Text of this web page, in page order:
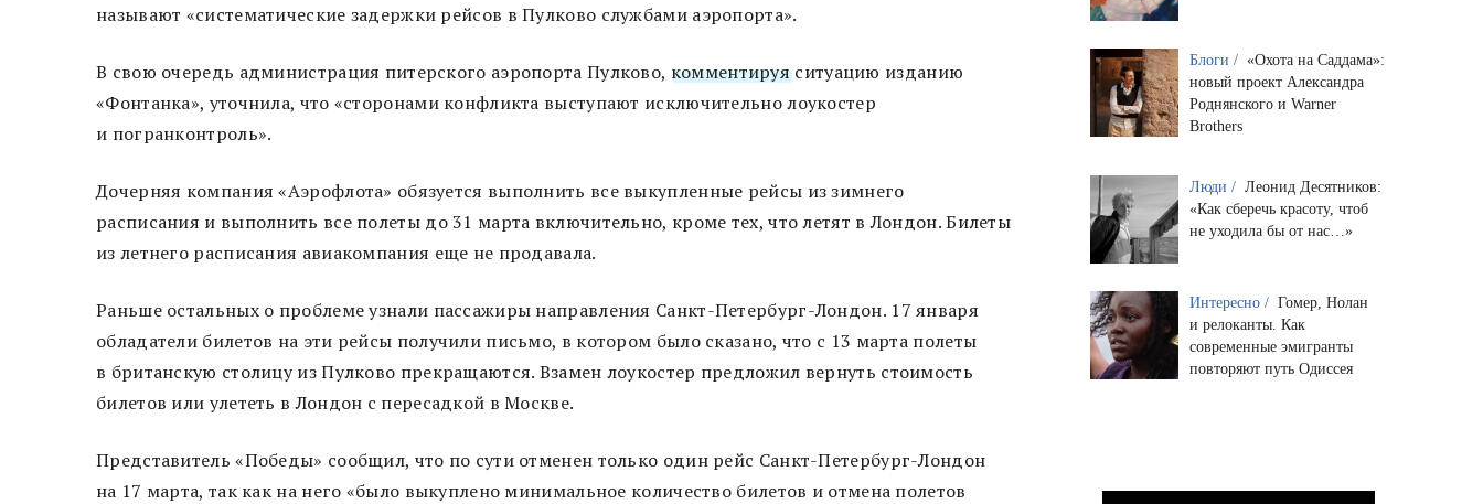
называют «систематические задержки рейсов в Пулково службами аэропорта».
В свою очередь администрация питерского аэропорта Пулково, комментируяситуацию изданию
«Фонтанка», уточнила, что «сторонами конфликта выступают исключительно лоукостер
и погранконтроль».
Дочерняя компания «Аэрофлота» обязуется выполнить все выкупленные рейсы из зимнего
расписания и выполнить все полеты до 31 марта включительно, кроме тех, что летят в Лондон. Билеты
из летнего расписания авиакомпания еще не продавала.
Раньше остальных о проблеме узнали пассажиры направления Санкт-Петербург-Лондон. 17 января
обладатели билетов на эти рейсы получили письмо, в котором было сказано, что с 13 марта полеты
в британскую столицу из Пулково прекращаются. Взамен лоукостер предложил вернуть стоимость
билетов или улететь в Лондон с пересадкой в Москве.
Представитель «Победы» сообщил, что по сути отменен только один рейс Санкт-Петербург-Лондон
на 17 марта, так как на него «было выкуплено минимальное количество билетов и отмена полетов
Блоги / «Охота на Саддама»:
новый проект Александра
Роднянского и Warner
Brothers
Люди / Леонид Десятников:
«Как сберечь красоту, чтоб
не уходила бы от нас…»
Интересно / Гомер, Нолан
и релоканты. Как
современные эмигранты
повторяют путь Одиссея